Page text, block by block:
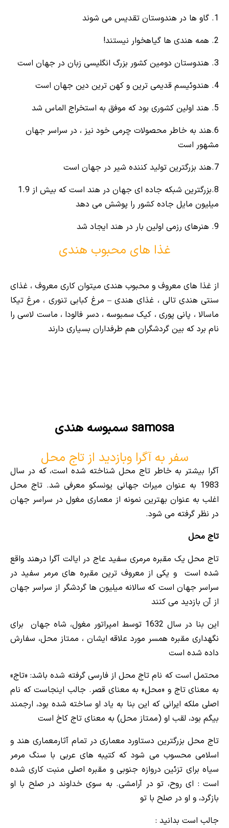
1. گاو ها در هندوستان تقدیس می شوند
2. همه هندی ها گیاهخوار نیستند!
3. هندوستان دومین کشور بزرگ انگلیسی زبان در جهان است
4. هندوئیسم قدیمی ترین و کهن ترین دین جهان است
5. هند اولین کشوری بود که موفق به استخراج الماس شد
6.هند به خاطر محصولات چرمی خود نیز ، در سراسر جهان
مشهور است
7.هند بزرگترین تولید کننده شیر در جهان است
8.بزرگترین شبکه جاده ای جهان در هند است که بیش از 1.9
میلیون مایل جاده کشور را پوشش می دهد
9. هنرهای رزمی اولین بار در هند ایجاد شد
غذا های محبوب هندی
از غذا های معروف و محبوب هندی میتوان کاری معروف ، غذای
سنتی هندی تالی ، غذای هندی – مرغ کبابی تنوری ، مرغ تیکا
ماسالا ، پانی پوری ، کیک سمبوسه ، دسر فالودا ، ماست لاسی را
نام برد که بین گردشگران هم طرفداران بسیاری دارند
samosa سمبوسه هندی
سفر به آگرا وبازدید از تاج محل
آگرا بیشتر به خاطر تاج محل شناخته شده است، که در سال
1983 به عنوان میراث جهانی یونسکو معرفی شد. تاج محل
اغلب به عنوان بهترین نمونه از معماری مغول در سراسر جهان
در نظر گرفته می شود.
تاج محل
تاج محل یک مقبره مرمری سفید عاج در ایالت آگرا درهند واقع
شده است و یکی از معروف ترین مقبره های مرمر سفید در
سراسر جهان است که سالانه میلیون ها گردشگر از سراسر جهان
از آن بازدید می کنند
این بنا در سال 1632 توسط امپراتور مغول، شاه جهان برای
نگهداری مقبره همسر مورد علاقه ایشان ، ممتاز محل، سفارش
داده شده است
محتمل است که نام تاج محل از فارسی گرفته شده باشد: «تاج»
به معنای تاج و «محل» به معنای قصر. جالب اینجاست که نام
اصلی ملکه ایرانی که این بنا به یاد او ساخته شده بود، ارجمند
بیگم بود، لقب او (ممتاز محل) به معنای تاج کاخ است
تاج محل بزرگترین دستاورد معماری در تمام آثارمعماری هند و
اسلامی محسوب می شود که کتیبه های عربی با سنگ مرمر
سیاه برای تزئین دروازه جنوبی و مقبره اصلی منبت کاری شده
است : ای روح، تو در آرامشی. به سوی خداوند در صلح با او
بازگرد، و او در صلح با تو
جالب است بدانید :